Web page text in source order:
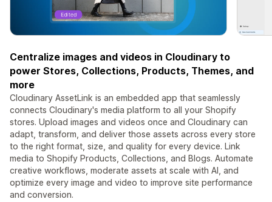
Centralize images and videos in Cloudinary to
power Stores, Collections, Products, Themes, and
more
Cloudinary AssetLink is an embedded app that seamlessly
connects Cloudinary's media platform to all your Shopify
stores. Upload images and videos once and Cloudinary can
adapt, transform, and deliver those assets across every store
to the right format, size, and quality for every device. Link
media to Shopify Products, Collections, and Blogs. Automate
creative workflows, moderate assets at scale with AI, and
optimize every image and video to improve site performance
and conversion.